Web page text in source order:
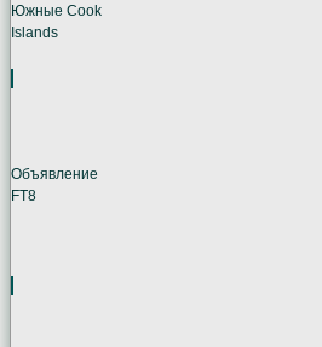
Южные Cook
Islands
Объявление
FT8